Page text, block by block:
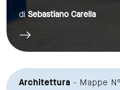
diSebastiano Carella
Architettura - Mappe